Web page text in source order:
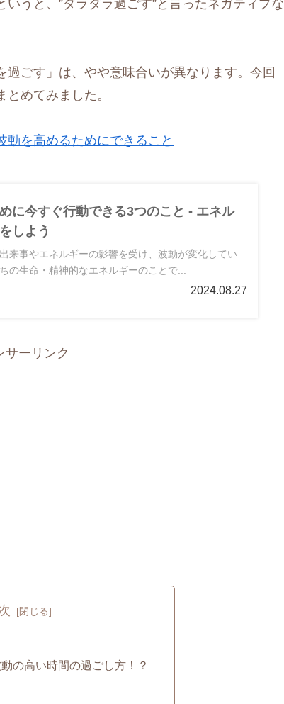
うと、”ダラダラ過ごす”と言ったネガティブな
ごす」は、やや意味合いが異なります。今回
めてみました。
を高めるためにできること
に今すぐ行動できる3つのこと - エネル
しよう
来事やエネルギーの影響を受け、波動が変化してい
の生命・精神的なエネルギーのことで...
2024.08.27
サーリンク
の高い時間の過ごし方！？